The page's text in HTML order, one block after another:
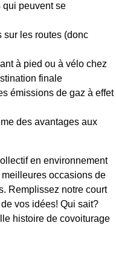
qui peuvent se
sur les routes (donc
à pied ou à vélo chez
finale
émissions de gaz à effet
des avantages aux
en environnement
occasions de
Remplissez notre court
vos idées! Qui sait?
histoire de covoiturage